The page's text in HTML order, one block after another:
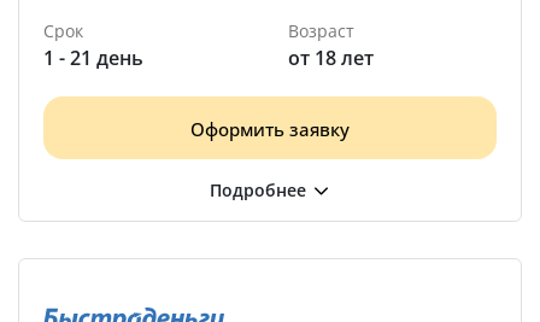
Срок
1 - 21 день
Возраст
от 18 лет
Оформить заявку